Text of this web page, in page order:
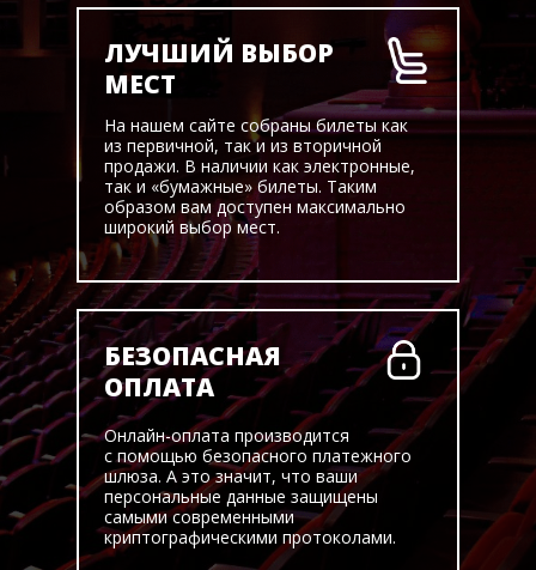
БЕЗОПАСНАЯ
ОПЛАТА
Онлайн-оплата производится
с помощью безопасного платежного
шлюза. А это значит, что ваши
персональные данные защищены
самыми современными
криптографическими протоколами.
ЛУЧШИЙ ВЫБОР
МЕСТ
На нашем сайте собраны билеты как
из первичной, так и из вторичной
продажи. В наличии как электронные,
так и «бумажные» билеты. Таким
образом вам доступен максимально
широкий выбор мест.